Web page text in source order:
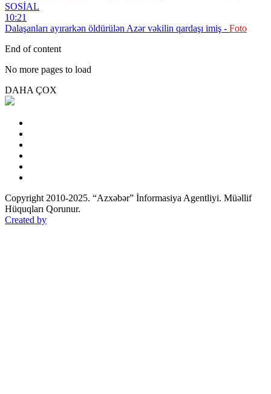
SOSİAL
10:21
Dalaşanları ayırarkən öldürülən Azər vəkilin qardaşı imiş - Foto
End of content
No more pages to load
DAHA ÇOX
Copyright 2010-2025. “Azxəbər” İnformasiya Agentliyi. Müəllif
Hüquqları Qorunur.
Created by